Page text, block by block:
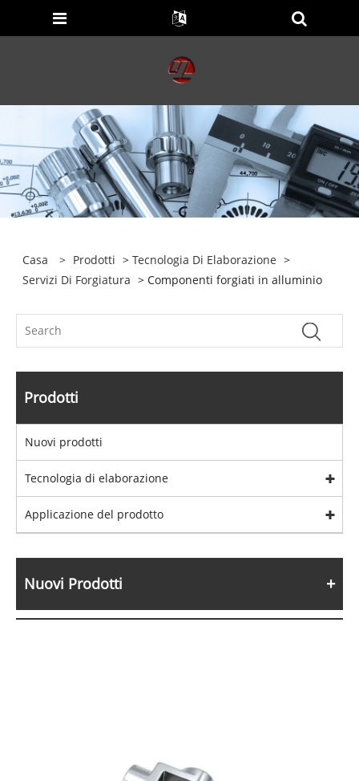
Casa > Prodotti >Tecnologia Di Elaborazione >
Servizi Di Forgiatura > Componenti forgiati in alluminio
Prodotti
Nuovi prodotti
Tecnologia di elaborazione
Applicazione del prodotto
Nuovi Prodotti